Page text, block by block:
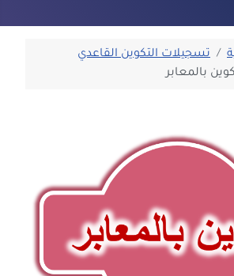
تسجيلات التكوين القاعدي
بالمعابر